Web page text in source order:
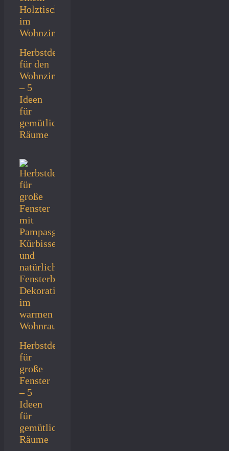
Herbstdeko
für den
Wohnzimmertisch
– 5
Ideen
für
gemütliche
Räume
Herbstdeko
für
große
Fenster
– 5
Ideen
für
gemütliche
Räume